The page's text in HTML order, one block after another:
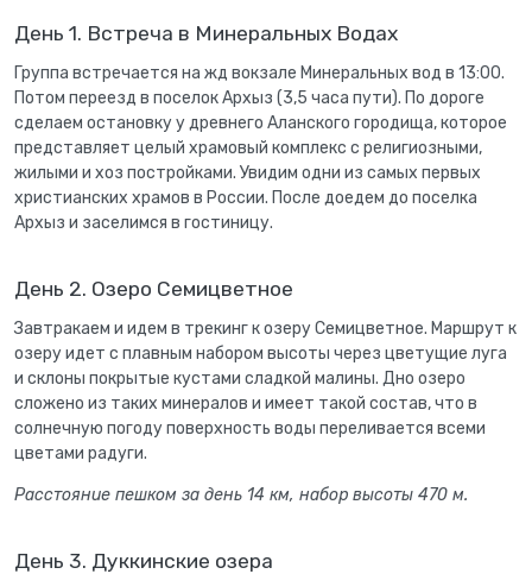
День 1. Встреча в Минеральных Водах
Группа встречается на жд вокзале Минеральных вод в 13:00.
Потом переезд в поселок Архыз (3,5 часа пути). По дороге
сделаем остановку у древнего Аланского городища, которое
представляет целый храмовый комплекс с религиозными,
жилыми и хоз постройками. Увидим одни из самых первых
христианских храмов в России. После доедем до поселка
Архыз и заселимся в гостиницу.
День 2. Озеро Семицветное
Завтракаем и идем в трекинг к озеру Семицветное. Маршрут к
озеру идет с плавным набором высоты через цветущие луга
и склоны покрытые кустами сладкой малины. Дно озеро
сложено из таких минералов и имеет такой состав, что в
солнечную погоду поверхность воды переливается всеми
цветами радуги.
Расстояние пешком за день 14 км, набор высоты 470 м.
День 3. Дуккинские озера